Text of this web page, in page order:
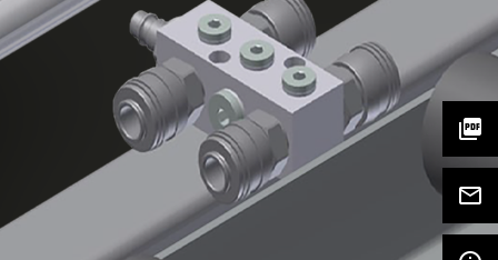
picture_as_pdf
mail_outline